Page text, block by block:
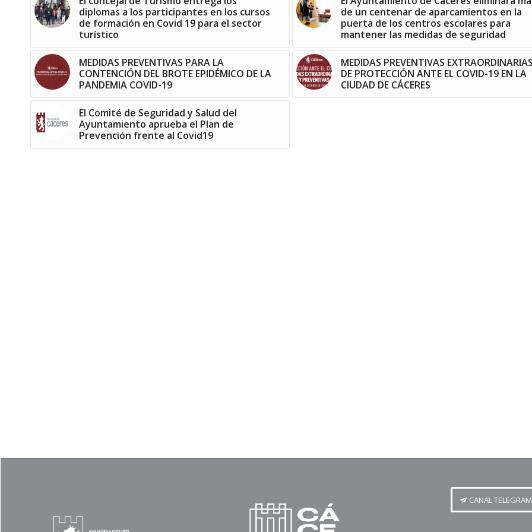
diplomas a los participantes en los cursos
de formación en Covid 19 para el sector
turístico
de un centenar de aparcamientos en la
puerta de los centros escolares para
mantener las medidas de seguridad
MEDIDAS PREVENTIVAS PARA LA
CONTENCIÓN DEL BROTE EPIDÉMICO DE LA
PANDEMIA COVID-19
MEDIDAS PREVENTIVAS
DE PROTECCIÓN ANTE EL COVID-19 EN LA
CIUDAD DE CÁCERES
El Comité de Seguridad y Salud del
Ayuntamiento aprueba el Plan de
Prevención frente al Covid19
CANAL TELEGRAM